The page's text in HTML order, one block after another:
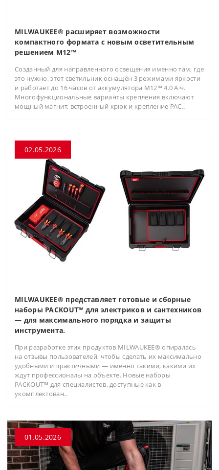
MILWAUKEE® расширяет возможности
компактного формата с новым осветительным
решением M12™
Созданный для направленного освещения именно там, где
это нужно, этот светильник оснащён 3 режимами яркости
и работает до 16 часов от аккумулятора M12™ 4.0 А·ч.
Многофункциональные варианты крепления включают
мощный магнит, встроенный крюк и крепление PAC..
02.05.2026
MILWAUKEE® представляет готовые и сборные
наборы PACKOUT™ для электриков и сантехников
— для максимального порядка и защиты
инструмента.
При разработке этих продуктов MILWAUKEE® опиралась
на отзывы пользователей, чтобы сделать их максимально
удобными и практичными — именно такими, какими их
ждут профессионалы на объекте. Новые наборы
PACKOUT™ для специалистов, доступные как в
укомплектован..
01.05.2026